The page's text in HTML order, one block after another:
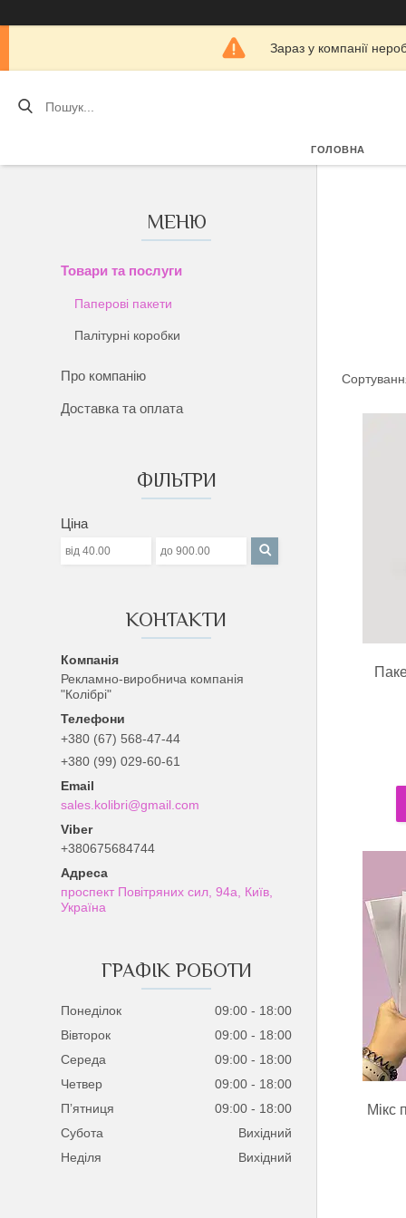
Зараз у компанії
ГОЛОВНА
Товари та послуги
Паперові пакети
Палітурні коробки
Про компанію
Доставка та оплата
ФІЛЬТРИ
Ціна
КОНТАКТИ
Рекламно-виробнича компанія
"Колібрі"
+380 (67) 568-47-44
+380 (99) 029-60-61
sales.kolibri@gmail.com
+380675684744
проспект Повітряних сил, 94а, Київ,
Україна
ГРАФІК РОБОТИ
Понеділок 09:00
18:00
Вівторок
09:00
18:00
Середа
09:00
18:00
Четвер
09:00
18:00
Пʼятниця
09:00
18:00
Субота
Вихідний
Неділя
Вихідний
Мікс